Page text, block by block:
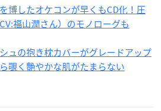
博したオケコンが早くもCD化！圧
福山潤さん）のモノローグも
ュの抱き枕カバーがグレードアップ
覗く艶やかな肌がたまらない